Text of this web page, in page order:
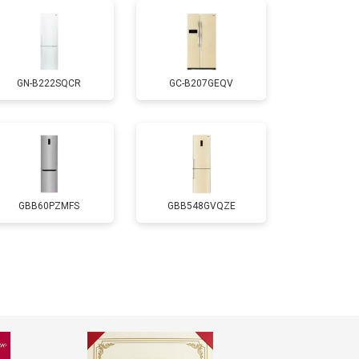
Заказать
1700 ₽ Заказать
4750 ₽ Заказать
3650 ₽
GN-B222SQCR GC-B207GEQV
GBB60PZMFS GBB548GVQZE